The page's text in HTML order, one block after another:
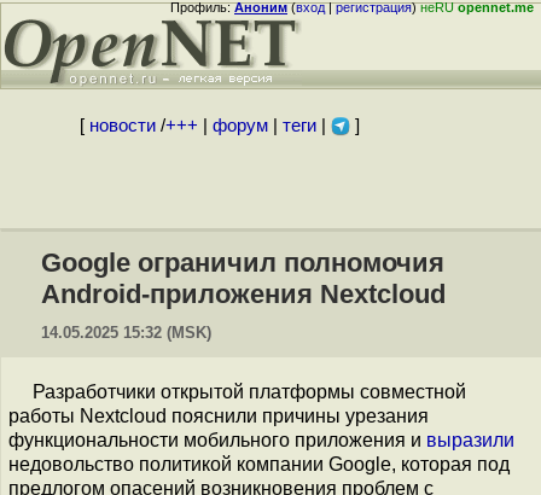
Профиль:Аноним(вход|регистрация)неRUopennet.me
[ новости/+++ форум| теги| ]
Google ограничил полномочия
Android-приложения Nextcloud
14.05.2025 15:32 (MSK)
Разработчики открытой платформы совместной
работы Nextcloud пояснили причины урезания
функциональности мобильного приложения и выразили
недовольство политикой компании Google, которая под
предлогом опасений возникновения проблем с